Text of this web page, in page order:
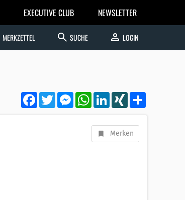
EXECUTIVE CLUB NEWSLETTER
MERKZETTEL search SUCHE person LOGIN
FacebookTwitterMessengerWhatsApp
LinkedInXING
Merken